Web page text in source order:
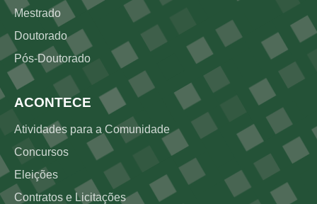
Mestrado
Doutorado
Pós-Doutorado
ACONTECE
Atividades para a Comunidade
Concursos
Eleições
Contratos e Licitações